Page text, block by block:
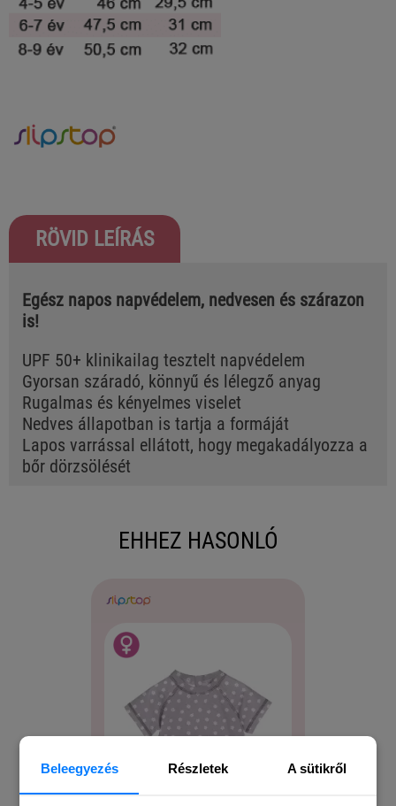
Beleegyezés Részletek A sütikről
RÖVID LEÍRÁS
Egész napos napvédelem, nedvesen és szárazon
is!
UPF 50+ klinikailag tesztelt napvédelem
Gyorsan száradó, könnyű és lélegző anyag
Rugalmas és kényelmes viselet
Nedves állapotban is tartja a formáját
Lapos varrással ellátott, hogy megakadályozza a
bőr dörzsölését
EHHEZ HASONLÓ